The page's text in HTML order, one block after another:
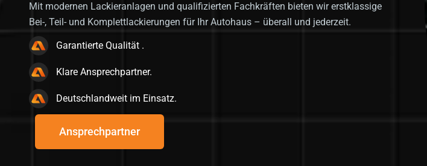
Mit modernen Lackieranlagen und qualifizierten Fachkräften bieten wir erstklassige
Bei-, Teil- und Komplettlackierungen für Ihr Autohaus – überall und jederzeit.
Garantierte Qualität .
Klare Ansprechpartner.
Deutschlandweit im Einsatz.
Ansprechpartner